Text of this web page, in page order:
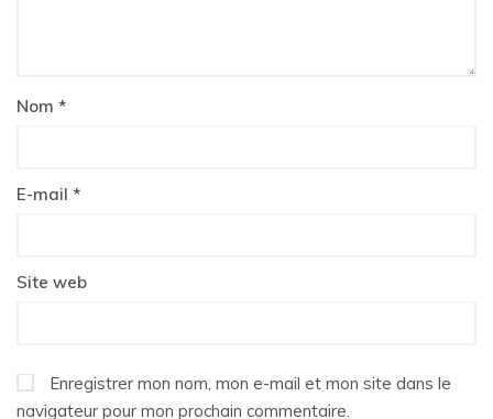
Nom *
E-mail *
Site web
Enregistrer mon nom, mon e-mail et mon site dans le
navigateur pour mon prochain commentaire.